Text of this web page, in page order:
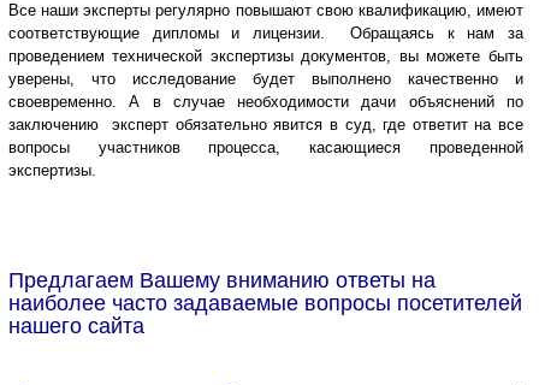
Все наши эксперты регулярно повышают свою квалификацию, имеют
соответствующие дипломы и лицензии. Обращаясь к нам за
проведением технической экспертизы документов, вы можете быть
уверены, что исследование будет выполнено качественно и
своевременно. А в случае необходимости дачи объяснений по
заключению эксперт обязательно явится в суд, где ответит на все
вопросы участников процесса, касающиеся проведенной
экспертизы.
Предлагаем Вашему вниманию ответы на
наиболее часто задаваемые вопросы посетителей
нашего сайта